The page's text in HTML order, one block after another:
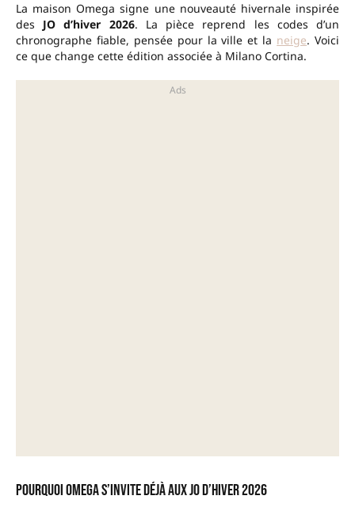
La maison Omega signe une nouveauté hivernale inspirée
des JO d’hiver 2026. La pièce reprend les codes d’un
chronographe fiable, pensée pour la ville et la neige. Voici
ce que change cette édition associée à Milano Cortina.
Pourquoi Omega s’invite déjà aux JO d’hiver 2026